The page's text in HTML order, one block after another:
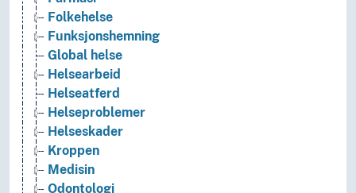
Folkehelse
Funksjonshemning
Global helse
Helsearbeid
Helseatferd
Helseproblemer
Helseskader
Kroppen
Medisin
Odontologi